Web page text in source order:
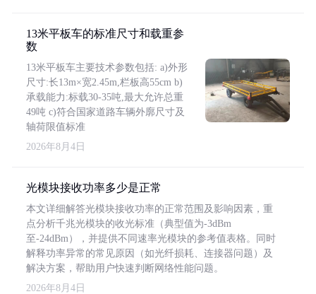
13米平板车的标准尺寸和载重参
数
13米平板车主要技术参数包括: a)外形
尺寸:长13m×宽2.45m,栏板高55cm b)
承载能力:标载30-35吨,最大允许总重
49吨 c)符合国家道路车辆外廓尺寸及
轴荷限值标准
2026年8月4日
光模块接收功率多少是正常
本文详细解答光模块接收功率的正常范围及影响因素，重
点分析千兆光模块的收光标准（典型值为-3dBm
至-24dBm），并提供不同速率光模块的参考值表格。同时
解释功率异常的常见原因（如光纤损耗、连接器问题）及
解决方案，帮助用户快速判断网络性能问题。
2026年8月4日